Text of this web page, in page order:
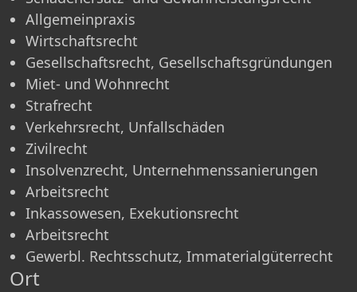
Allgemeinpraxis
Wirtschaftsrecht
Gesellschaftsrecht, Gesellschaftsgründungen
Miet- und Wohnrecht
Strafrecht
Verkehrsrecht, Unfallschäden
Zivilrecht
Insolvenzrecht, Unternehmenssanierungen
Arbeitsrecht
Inkassowesen, Exekutionsrecht
Arbeitsrecht
Gewerbl. Rechtsschutz, Immaterialgüterrecht
Ort